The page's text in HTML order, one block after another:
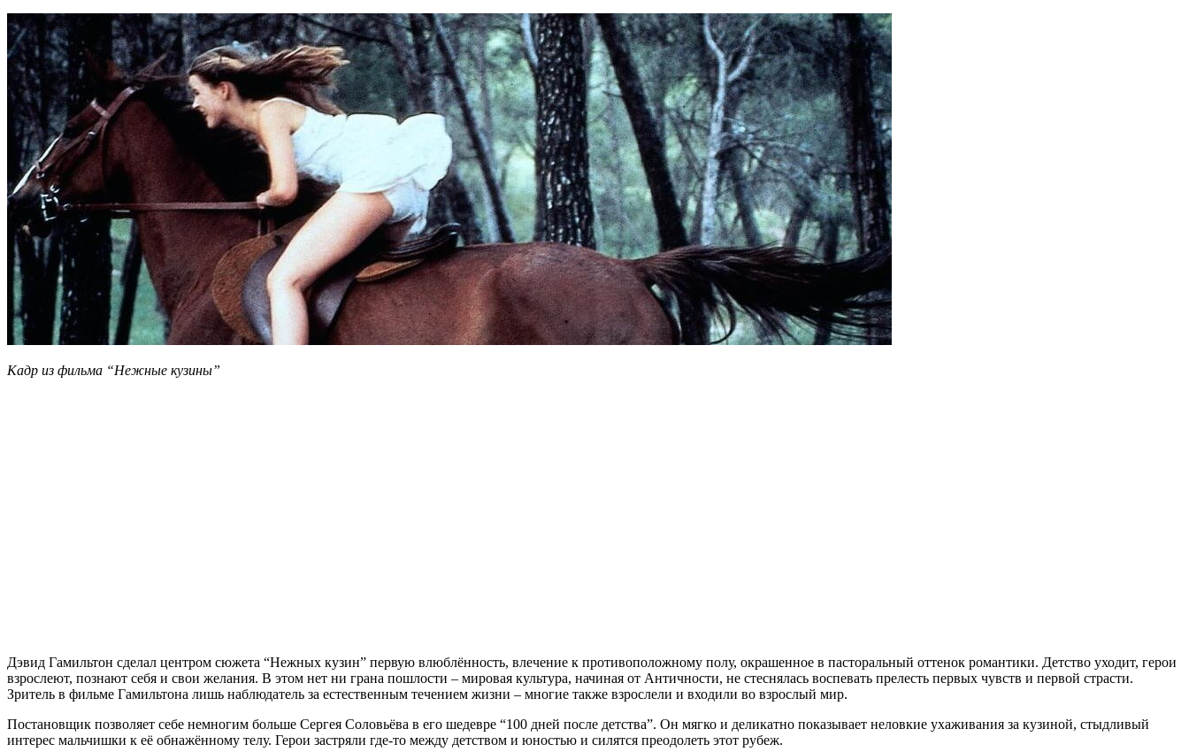
Кадр из фильма “Нежные кузины”
Дэвид Гамильтон сделал центром сюжета “Нежных кузин” первую влюблённость, влечение к противоположному полу, окрашенное в пасторальный оттенок романтики. Детство уходит, герои
взрослеют, познают себя и свои желания. В этом нет ни грана пошлости – мировая культура, начиная от Античности, не стеснялась воспевать прелесть первых чувств и первой страсти.
Зритель в фильме Гамильтона лишь наблюдатель за естественным течением жизни – многие также взрослели и входили во взрослый мир.
Постановщик позволяет себе немногим больше Сергея Соловьёва в его шедевре “100 дней после детства”. Он мягко и деликатно показывает неловкие ухаживания за кузиной, стыдливый
интерес мальчишки к её обнажённому телу. Герои застряли где-то между детством и юностью и силятся преодолеть этот рубеж.